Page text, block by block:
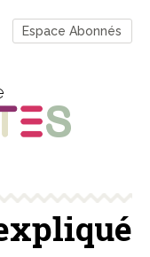
Espace Abonnés